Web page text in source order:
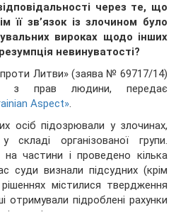
через те, що
її зв’язок із злочином було
вироках щодо інших
невинуватості?
проти Литви» (заява № 69717/14)
з прав людини, передає
Aspect».
осіб підозрювали у злочинах,
складі організованої групи.
на частини і проведено кілька
суди визнали підсудних (крім
містилися твердження
отримували підроблені рахунки